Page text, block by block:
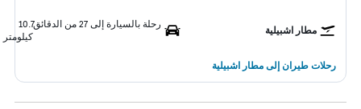
مطار اشبيلية
رحلة بالسيارة إلى 27 من الدقائق
10.7
كيلومتر
رحلات طيران إلى مطار اشبيلية